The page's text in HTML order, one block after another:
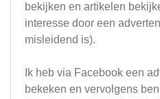
bekijken en artikelen
interesse door een
misleidend is).
Ik heb via Facebook een
bekeken en vervolgens